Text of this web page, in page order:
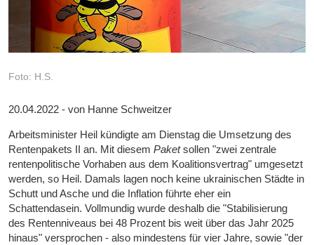
Foto: H.S.
20.04.2022 - von Hanne Schweitzer
Arbeitsminister Heil kündigte am Dienstag die Umsetzung des
Rentenpakets II an. Mit diesemPaketsollen "zwei zentrale
rentenpolitische Vorhaben aus dem Koalitionsvertrag" umgesetzt
werden, so Heil. Damals lagen noch keine ukrainischen Städte in
Schutt und Asche und die Inflation führte eher ein
Schattendasein. Vollmundig wurde deshalb die "Stabilisierung
des Rentenniveaus bei 48 Prozent bis weit über das Jahr 2025
hinaus" versprochen - also mindestens für vier Jahre, sowie "der